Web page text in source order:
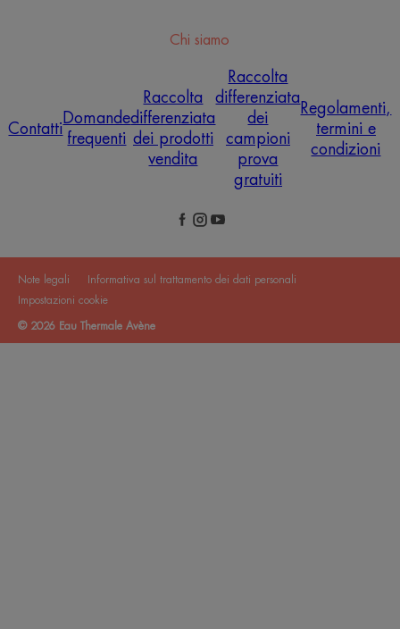
Chi siamo
Contatti
Domande
frequenti
Raccolta
differenziata
dei prodotti
vendita
Raccolta
differenziata
dei
campioni
prova
gratuiti
Regolamenti,
termini e
condizioni
Note legali
Informativa sul trattamento dei dati personali
Impostazioni cookie
© 2026 Eau Thermale Avène